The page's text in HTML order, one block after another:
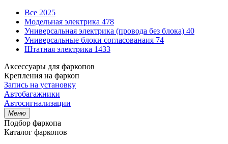
Все 2025
Модельная электрика 478
Универсальная электрика (провода без блока) 40
Универсальные блоки согласованаия 74
Штатная электрика 1433
Аксессуары для фаркопов
Крепления на фаркоп
Запись на установку
Автобагажники
Автосигнализации
Меню
Подбор фаркопа
Каталог фаркопов